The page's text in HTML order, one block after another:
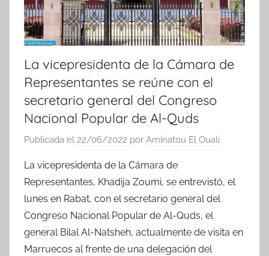
La vicepresidenta de la Cámara de
Representantes se reúne con el
secretario general del Congreso
Nacional Popular de Al-Quds
Publicada el 22/06/2022 por Aminatou El Ouali
La vicepresidenta de la Cámara de
Representantes, Khadija Zoumi, se entrevistó, el
lunes en Rabat, con el secretario general del
Congreso Nacional Popular de Al-Quds, el
general Bilal Al-Natsheh, actualmente de visita en
Marruecos al frente de una delegación del